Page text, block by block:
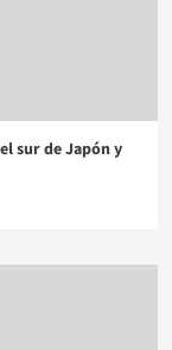
sur de Japón y